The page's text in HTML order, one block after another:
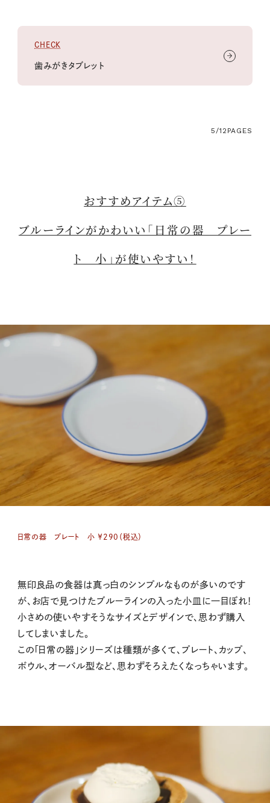
CHECK
歯みがきタブレット
5/12 PAGES
おすすめアイテム⑤
ブルーラインがかわいい「日常の器 プレー
ト 小」が使いやすい！
日常の器 プレート 小 ￥290（税込）
無印良品の食器は真っ白のシンプルなものが多いのです
が、お店で見つけたブルーラインの入った小皿に一目ぼれ！
小さめの使いやすそうなサイズとデザインで、思わず購入
してしまいました。
この「日常の器」シリーズは種類が多くて、プレート、カップ、
ボウル、オーバル型など、思わずそろえたくなっちゃいます。